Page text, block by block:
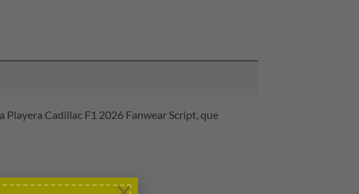
Playera Cadillac F1 2026 Fanwear Script, que